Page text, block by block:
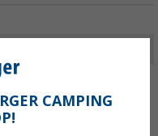
für alle gängigen
oder 12-Volt-
CAMPING